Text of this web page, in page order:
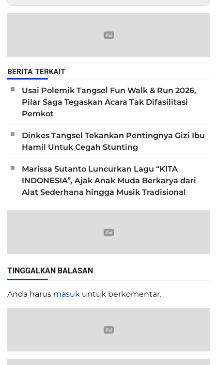
BERITA TERKAIT
Usai Polemik Tangsel Fun Walk & Run 2026,
Pilar Saga Tegaskan Acara Tak Difasilitasi
Pemkot
Dinkes Tangsel Tekankan Pentingnya Gizi Ibu
Hamil Untuk Cegah Stunting
Marissa Sutanto Luncurkan Lagu “KITA
INDONESIA”, Ajak Anak Muda Berkarya dari
Alat Sederhana hingga Musik Tradisional
TINGGALKAN BALASAN
Anda harus masuk untuk berkomentar.